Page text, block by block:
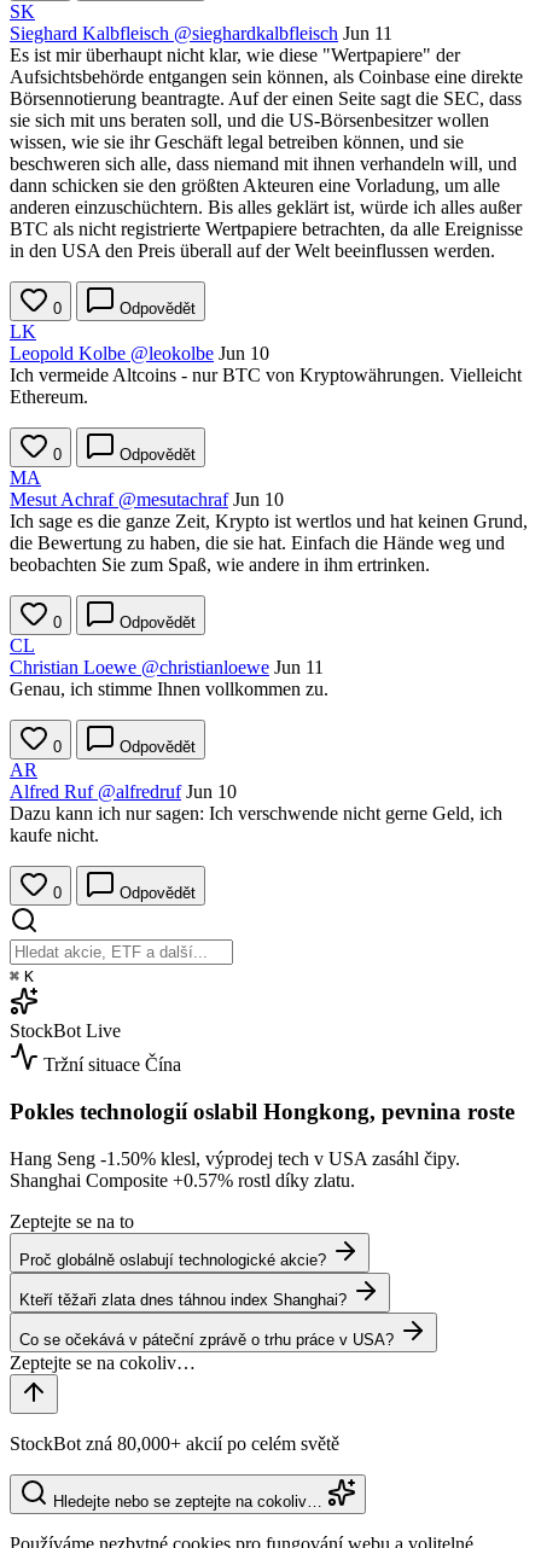
SK
Sieghard Kalbfleisch @sieghardkalbfleisch Jun 11
Es ist mir überhaupt nicht klar, wie diese "Wertpapiere" der
Aufsichtsbehörde entgangen sein können, als Coinbase eine direkte
Börsennotierung beantragte. Auf der einen Seite sagt die SEC, dass
sie sich mit uns beraten soll, und die US-Börsenbesitzer wollen
wissen, wie sie ihr Geschäft legal betreiben können, und sie
beschweren sich alle, dass niemand mit ihnen verhandeln will, und
dann schicken sie den größten Akteuren eine Vorladung, um alle
anderen einzuschüchtern. Bis alles geklärt ist, würde ich alles außer
BTC als nicht registrierte Wertpapiere betrachten, da alle Ereignisse
in den USA den Preis überall auf der Welt beeinflussen werden.
0 Odpovědět
LK
Leopold Kolbe @leokolbe Jun 10
Ich vermeide Altcoins - nur BTC von Kryptowährungen. Vielleicht
Ethereum.
0 Odpovědět
MA
Mesut Achraf @mesutachraf Jun 10
Ich sage es die ganze Zeit, Krypto ist wertlos und hat keinen Grund,
die Bewertung zu haben, die sie hat. Einfach die Hände weg und
beobachten Sie zum Spaß, wie andere in ihm ertrinken.
0 Odpovědět
CL
Christian Loewe @christianloewe Jun 11
Genau, ich stimme Ihnen vollkommen zu.
0 Odpovědět
AR
Alfred Ruf @alfredruf Jun 10
Dazu kann ich nur sagen: Ich verschwende nicht gerne Geld, ich
kaufe nicht.
0 Odpovědět
⌘ K
StockBot Live
Tržní situace Čína
Pokles technologií oslabil Hongkong, pevnina roste
Hang Seng -1.50% klesl, výprodej tech v USA zasáhl čipy.
Shanghai Composite +0.57% rostl díky zlatu.
Zeptejte se na to
Proč globálně oslabují technologické akcie?
Kteří těžaři zlata dnes táhnou index Shanghai?
Co se očekává v páteční zprávě o trhu práce v USA?
StockBot zná 80,000+ akcií po celém světě
Hledejte nebo se zeptejte na cokoliv…
Používáme nezbytné cookies pro fungování webu a volitelné